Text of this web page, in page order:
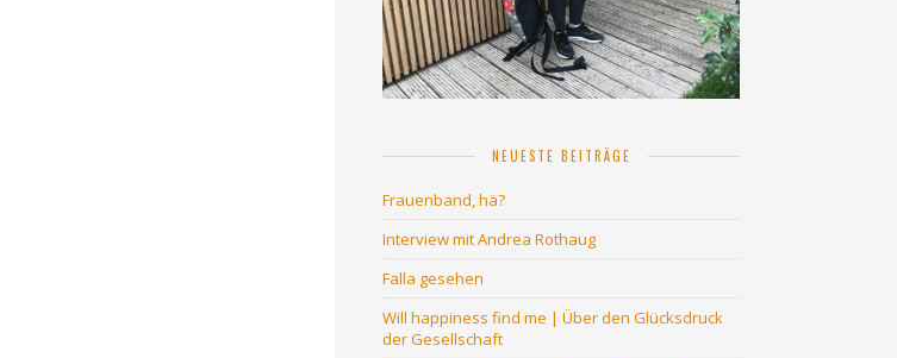
NEUESTE BEITRÄGE
Frauenband, hä?
Interview mit Andrea Rothaug
Falla gesehen
Will happiness find me | Über den Glücksdruck
der Gesellschaft